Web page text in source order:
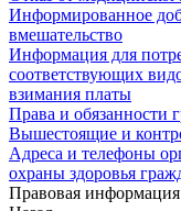
Информированное
вмешательство
Информация для
соответствующих
взимания платы
Права и обязанности
Вышестоящие и
Адреса и телефоны
охраны здоровья
Правовая информация